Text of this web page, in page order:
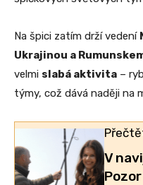
Na špici zatím drží vedení
Ukrajinou a
velmi slabá aktivita –
týmy, což dává naději na
V